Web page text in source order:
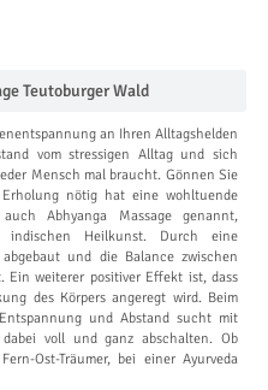
Teutoburger Wald
an Ihren Alltagshelden
vom stressigen Alltag und sich
Mensch mal braucht. Gönnen Sie
nötig hat eine wohltuende
auch Abhyanga Massage genannt,
Heilkunst. Durch eine
und die Balance zwischen
Ein weiterer positiver Effekt ist, dass
des Körpers angeregt wird. Beim
und Abstand sucht mit
voll und ganz abschalten. Ob
Ost-Träumer, bei einer Ayurveda